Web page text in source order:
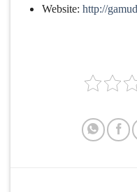
Website: http://